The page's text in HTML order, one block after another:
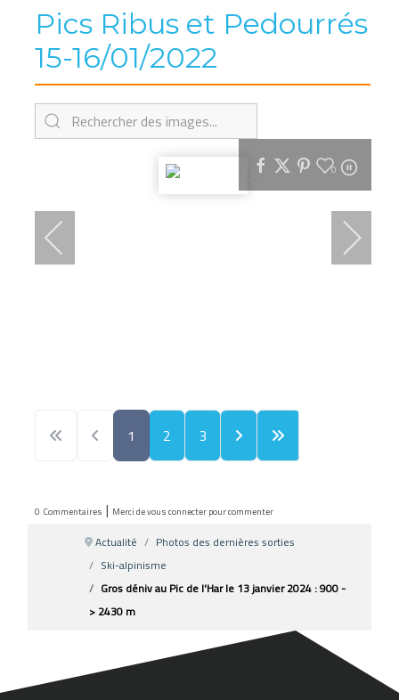
Pics Ribus et Pedourrés
15-16/01/2022
0
1 2 3
0 Commentaires | Merci de vous connecter pour commenter
Actualité
Photos des dernières sorties
Ski-alpinisme
Gros déniv au Pic de l'Har le 13 janvier 2024 : 900 -
> 2430 m